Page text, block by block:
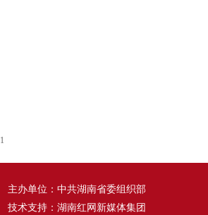
1
主办单位：中共湖南省委组织部
技术支持：湖南红网新媒体集团